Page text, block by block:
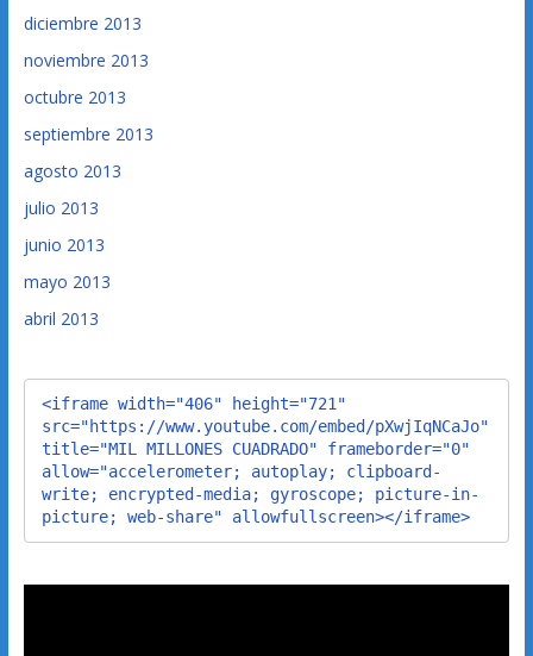
diciembre 2013
noviembre 2013
octubre 2013
septiembre 2013
agosto 2013
julio 2013
junio 2013
mayo 2013
abril 2013
<iframe width="406" height="721"
src="https://www.youtube.com/embed/pXwjIqNCaJo"
title="MIL MILLONES CUADRADO" frameborder="0"
allow="accelerometer; autoplay; clipboard-
write; encrypted-media; gyroscope; picture-in-
picture; web-share" allowfullscreen></iframe>